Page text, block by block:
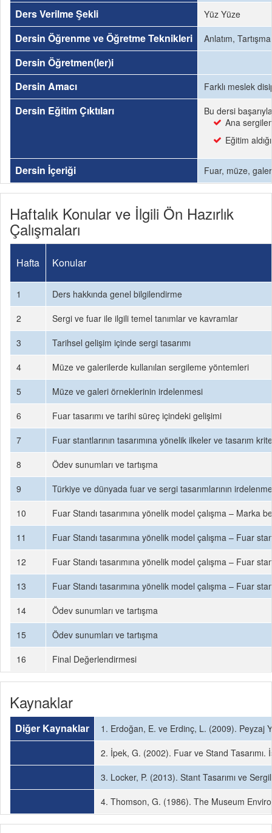
Ders Verilme Şekli Yüz Yüze
Dersin Öğrenme ve Öğretme Teknikleri Anlatım,
Dersin Öğretmen(ler)i
Dersin Amacı
Farklı meslek
Dersin Eğitim Çıktıları
Bu dersi
Ana
Eğitim
Dersin İçeriği Fuar, müze,
Haftalık Konular ve İlgili Ön Hazırlık
Çalışmaları
Hafta Konular
1
Ders hakkında genel bilgilendirme
2
Sergi ve fuar ile ilgili temel tanımlar ve kavramlar
3
Tarihsel gelişim içinde sergi tasarımı
4
Müze ve galerilerde kullanılan sergileme yöntemleri
5
Müze ve galeri örneklerinin irdelenmesi
6
Fuar tasarımı ve tarihi süreç içindeki gelişimi
7
Fuar stantlarının tasarımına yönelik ilkeler ve tasarım
8
Ödev sunumları ve tartışma
9
Türkiye ve dünyada fuar ve sergi tasarımlarının
10
Fuar Standı tasarımına yönelik model çalışma – Marka
11
Fuar Standı tasarımına yönelik model çalışma – Fuar
12
Fuar Standı tasarımına yönelik model çalışma – Fuar
13
Fuar Standı tasarımına yönelik model çalışma – Fuar
14
Ödev sunumları ve tartışma
15
Ödev sunumları ve tartışma
16
Final Değerlendirmesi
Kaynaklar
Diğer Kaynaklar
1. Erdoğan, E. ve Erdinç, L. (2009). Peyzaj
2. İpek, G. (2002). Fuar ve Stand Tasarımı.
3. Locker, P. (2013). Stant Tasarımı ve
4. Thomson, G. (1986). The Museum